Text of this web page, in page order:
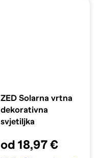
ZED Solarna vrtna
dekorativna
svjetiljka
od 18,97 €